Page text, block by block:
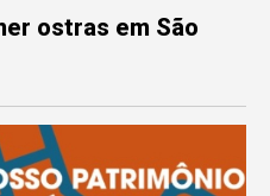
ostras em São